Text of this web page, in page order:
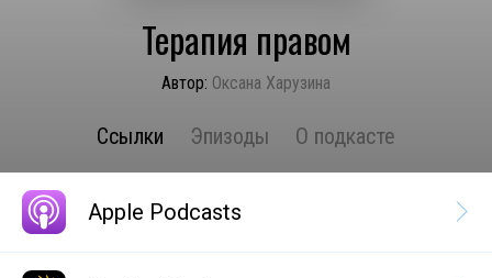
Терапия правом
Автор: Оксана Харузина
Ссылки Эпизоды О подкасте
Apple Podcasts